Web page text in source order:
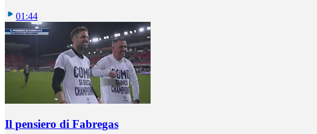
01:44
Il pensiero di Fabregas